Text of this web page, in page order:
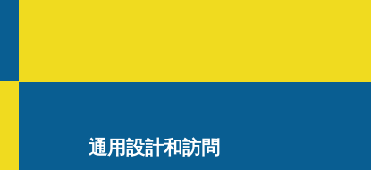
通用設計和訪問